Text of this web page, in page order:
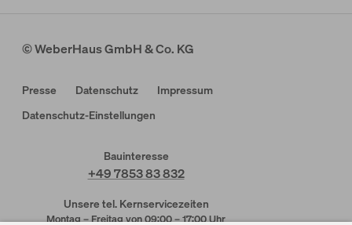
© WeberHaus GmbH & Co. KG
Bauinteresse
+49 7853 83 832
Unsere tel. Kernservicezeiten
Montag – Freitag von 09:00 – 17:00 Uhr
Presse Datenschutz
Impressum
Datenschutz-Einstellungen